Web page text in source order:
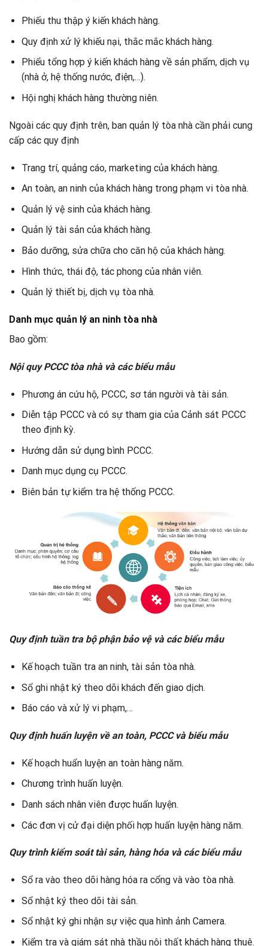
Phiếu thu thập ý kiến khách hàng.
Quy định xử lý khiếu nại, thắc mắc khách hàng.
Phiểu tổng hợp ý kiến khách hàng về sản phẩm, dịch vụ
(nhà ở, hệ thống nước, điện,…).
Hội nghị khách hàng thường niên.
Ngoài các quy định trên, ban quản lý tòa nhà cần phải cung
cấp các quy định
Trang trí, quảng cáo, marketing của khách hàng.
An toàn, an ninh của khách hàng trong phạm vi tòa nhà.
Quản lý vệ sinh của khách hàng.
Quản lý tài sản của khách hàng.
Bảo dưỡng, sửa chữa cho căn hộ của khách hàng.
Hình thức, thái độ, tác phong của nhân viên.
Quản lý thiết bị, dịch vụ tòa nhà.
Danh mục quản lý an ninh tòa nhà
Bao gồm:
Nội quy PCCC tòa nhà và các biểu mẫu
Phương án cứu hộ, PCCC, sơ tán người và tài sản.
Diễn tập PCCC và có sự tham gia của Cảnh sát PCCC
theo định kỳ.
Hướng dẫn sử dụng bình PCCC.
Danh mục dụng cụ PCCC.
Biên bản tự kiểm tra hệ thống PCCC.
Quy định tuần tra bộ phận bảo vệ và các biểu mẫu
Kế hoạch tuần tra an ninh, tài sản tòa nhà.
Sổ ghi nhật ký theo dõi khách đến giao dịch.
Báo cáo và xử lý vi phạm,…
Quy định huấn luyện về an toàn, PCCC và biểu mẫu
Kế hoạch huẩn luyện an toàn hàng năm.
Chương trình huấn luyện.
Danh sách nhân viên được huấn luyện.
Các đơn vị cử đại diện phối hợp huấn luyện hàng năm.
Quy trình kiểm soát tài sản, hàng hóa và các biểu mẫu
Sổ ra vào theo dõi hàng hóa ra cổng và vào tòa nhà.
Sổ nhật ký theo dõi tài sản.
Sổ nhật ký ghi nhận sự việc qua hình ảnh Camera.
Kiểm tra và giám sát nhà thầu nội thất khách hàng thuê.